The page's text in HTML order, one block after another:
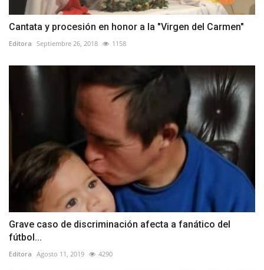
Cantata y procesión en honor a la "Virgen del Carmen"
Editora Septiembre 26, 2018 1158
Grave caso de discriminación afecta a fanático del
fútbol...
Editora Agosto 11, 2019 4290